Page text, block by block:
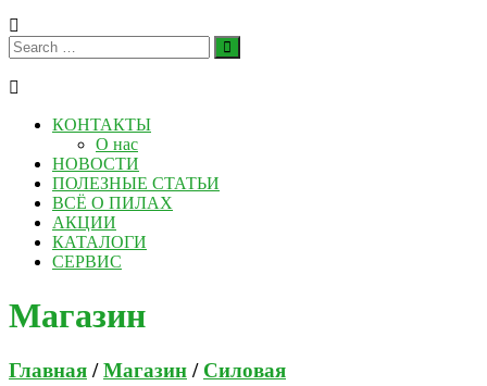
КОНТАКТЫ
О нас
НОВОСТИ
ПОЛЕЗНЫЕ СТАТЬИ
ВСЁ О ПИЛАХ
АКЦИИ
КАТАЛОГИ
СЕРВИС
Магазин
Главная /Магазин / Силовая